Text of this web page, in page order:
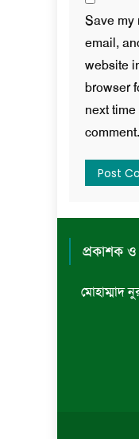
Save my
email,
website
browser
next time
comment.
প্রকাশক ও
মোহাম্মাদ